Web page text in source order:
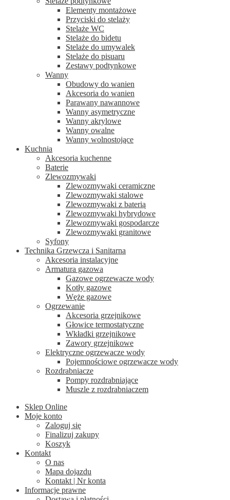
Elementy montażowe
Przyciski do stelaży
Stelaże WC
Stelaże do bidetu
Stelaże do umywalek
Stelaże do pisuaru
Zestawy podtynkowe
Wanny
Obudowy do wanien
Akcesoria do wanien
Parawany nawannowe
Wanny asymetryczne
Wanny akrylowe
Wanny owalne
Wanny wolnostojące
Kuchnia
Akcesoria kuchenne
Baterie
Zlewozmywaki
Zlewozmywaki ceramiczne
Zlewozmywaki stalowe
Zlewozmywaki z baterią
Zlewozmywaki hybrydowe
Zlewozmywaki gospodarcze
Zlewozmywaki granitowe
Syfony
Technika Grzewcza i Sanitarna
Akcesoria instalacyjne
Armatura gazowa
Gazowe ogrzewacze wody
Kotły gazowe
Węże gazowe
Ogrzewanie
Akcesoria grzejnikowe
Głowice termostatyczne
Wkładki grzejnikowe
Zawory grzejnikowe
Elektryczne ogrzewacze wody
Pojemnościowe ogrzewacze wody
Rozdrabniacze
Pompy rozdrabniające
Muszle z rozdrabniaczem
Sklep Online
Moje konto
Zaloguj się
Finalizuj zakupy
Koszyk
Kontakt
O nas
Mapa dojazdu
Kontakt | Nr konta
Informacje prawne